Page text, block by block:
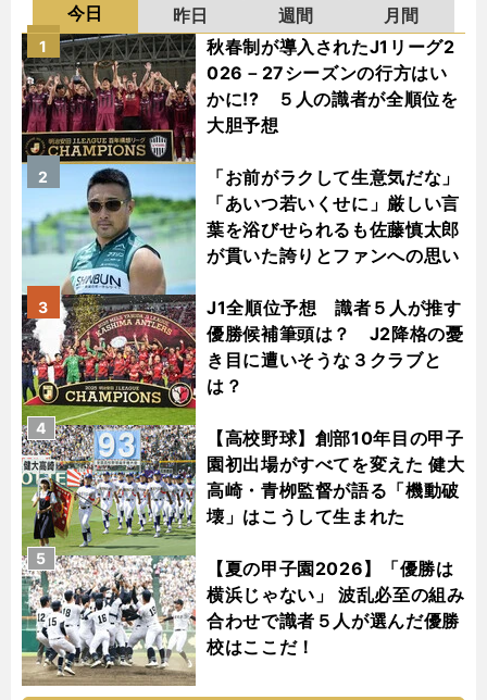
今日 昨日 週間
月間
秋春制が導入されたJ1リーグ2
026－27シーズンの行方はい
かに!? ５人の識者が全順位を
大胆予想
1
「お前がラクして生意気だな」
「あいつ若いくせに」厳しい言
葉を浴びせられるも佐藤慎太郎
が貫いた誇りとファンへの思い
2
J1全順位予想 識者５人が推す
優勝候補筆頭は？ J2降格の憂
き目に遭いそうな３クラブと
は？
3
【高校野球】創部10年目の甲子
園初出場がすべてを変えた 健大
高崎・青栁監督が語る「機動破
壊」はこうして生まれた
4
【夏の甲子園2026】「優勝は
横浜じゃない」 波乱必至の組み
合わせで識者５人が選んだ優勝
校はここだ！
5